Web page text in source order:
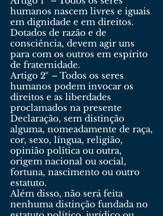
humanos nascem livres e iguais
em dignidade e em direitos.
Dotados de razão e de
consciência, devem agir uns
para com os outros em espírito
de fraternidade.
Artigo 2º – Todos os seres
humanos podem invocar os
direitos e as liberdades
proclamados na presente
Declaração, sem distinção
alguma, nomeadamente de raça,
cor, sexo, língua, religião,
opinião política ou outra,
origem nacional ou social,
fortuna, nascimento ou outro
estatuto.
Além disso, não será feita
nenhuma distinção fundada no